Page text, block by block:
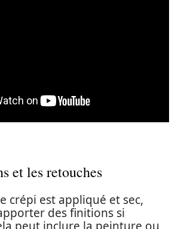
et les retouches
crépi est appliqué et sec,
des finitions si